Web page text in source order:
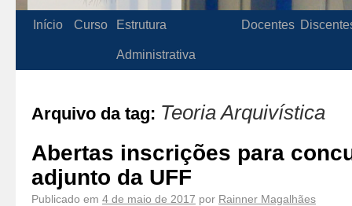
Início Curso Estrutura
Administrativa
Docentes
Arquivo da tag: Teoria Arquivística
Abertas inscrições para
adjunto da UFF
Publicado em 4 de maio de 2017 por Rainner Magalhães